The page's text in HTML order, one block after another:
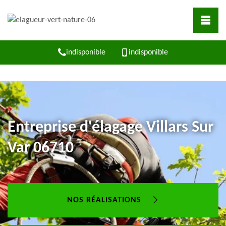
indisponible indisponible
Entreprise d'élagage Villars Sur
Var 06710
NOS RÉALISATIONS